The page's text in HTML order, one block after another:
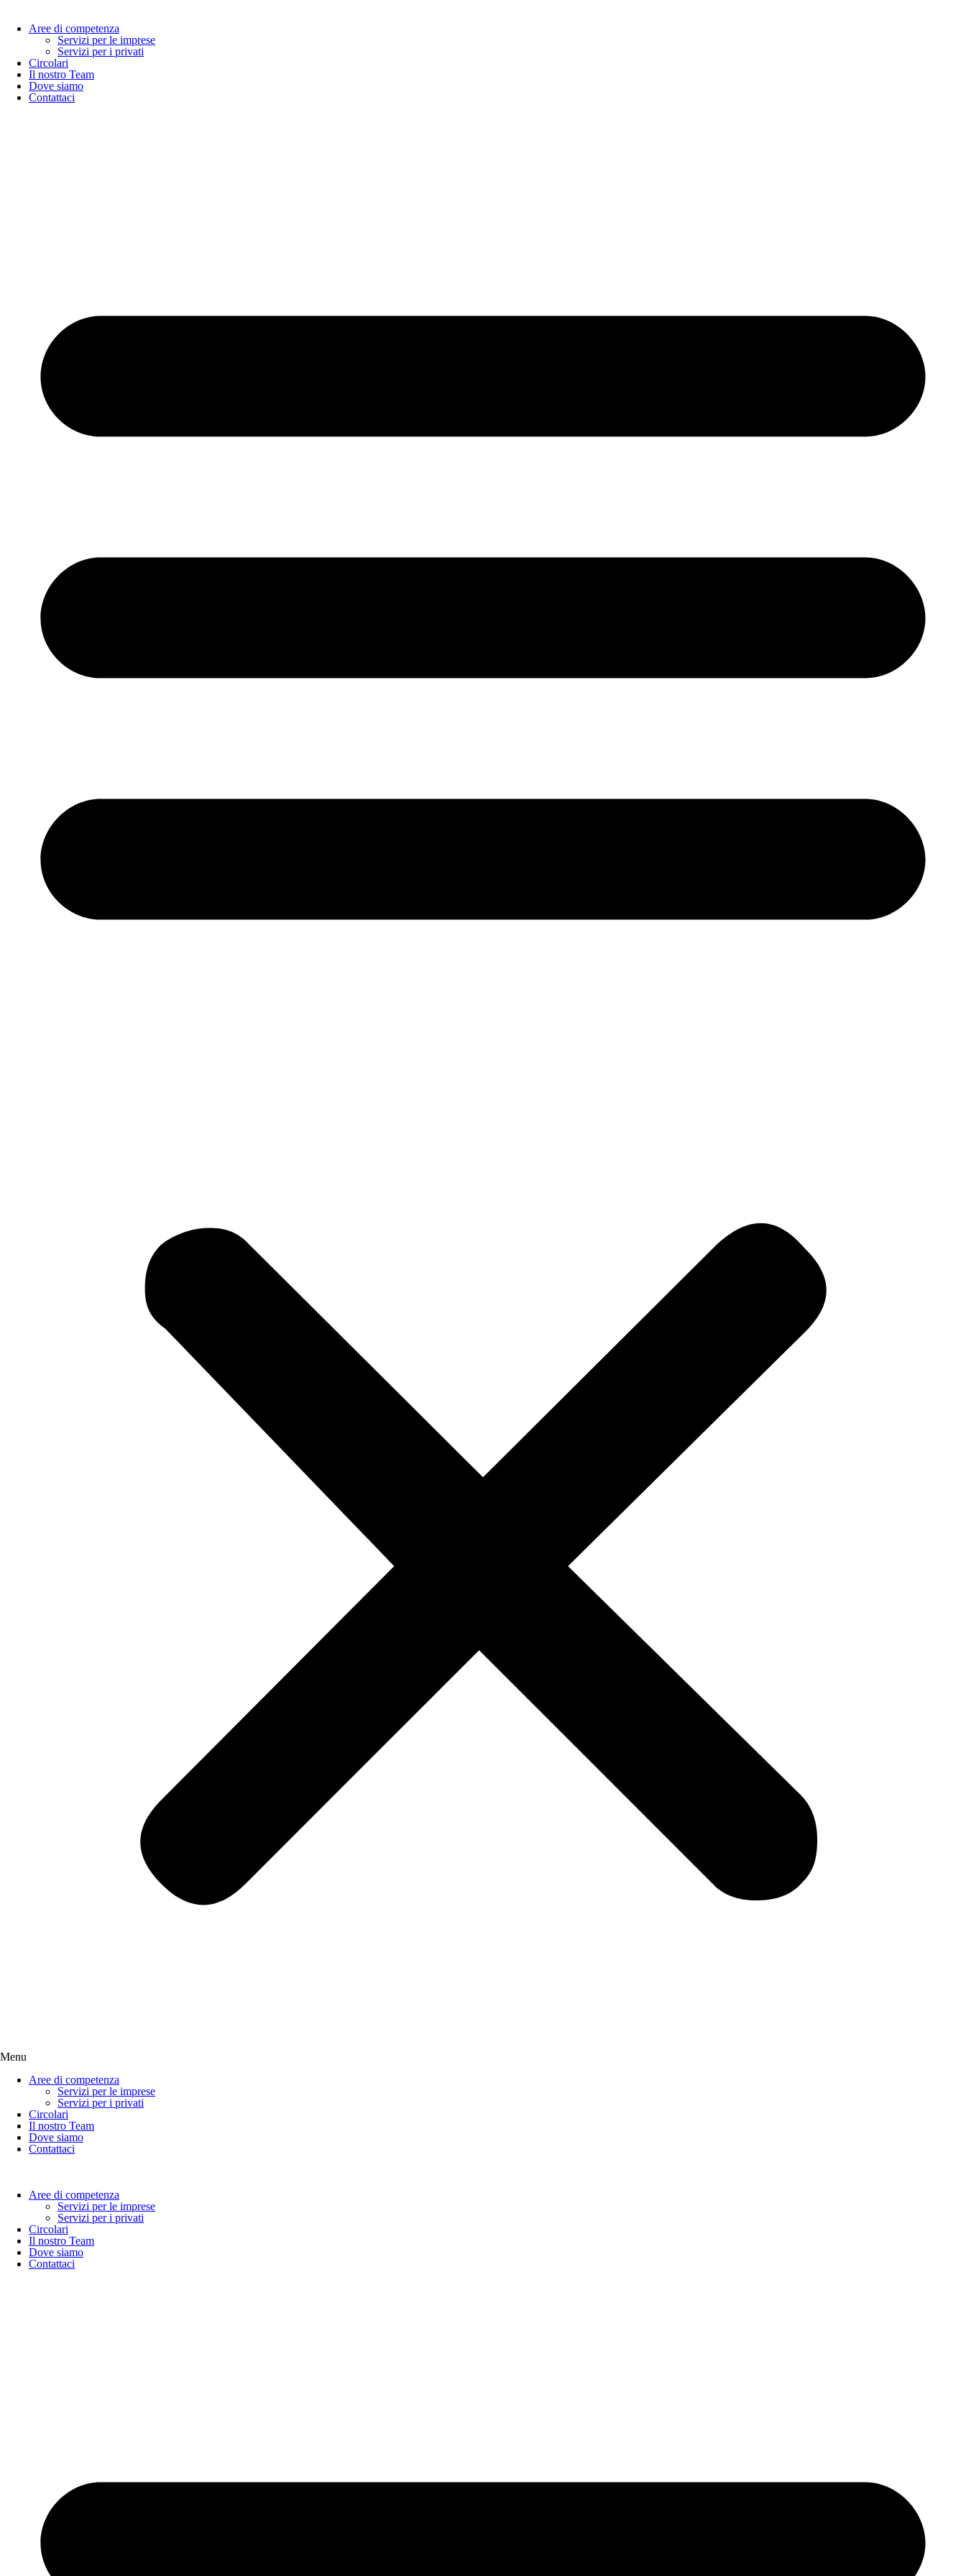
Aree di competenza
Servizi per le imprese
Servizi per i privati
Circolari
Il nostro Team
Dove siamo
Contattaci
Menu
Aree di competenza
Servizi per le imprese
Servizi per i privati
Circolari
Il nostro Team
Dove siamo
Contattaci
Aree di competenza
Servizi per le imprese
Servizi per i privati
Circolari
Il nostro Team
Dove siamo
Contattaci